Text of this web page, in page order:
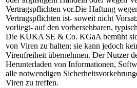
Vertragspflichten vor.Die Haftung
Vertragspflichten ist- soweit nicht
vorliegt- auf den vorhersehbaren,
Die KUKA SE & Co. KGaA bemüht
von Viren zu halten; sie kann jedoch
Virenfreiheit übernehmen. Der Nutzer
Herunterladen von Informationen,
alle notwendigen
Viren zu treffen.